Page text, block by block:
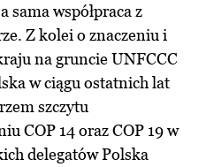
sama współpraca z
Z kolei o znaczeniu i
na gruncie UNFCCC
w ciągu ostatnich lat
szczytu
COP 14 oraz COP 19 w
delegatów Polska